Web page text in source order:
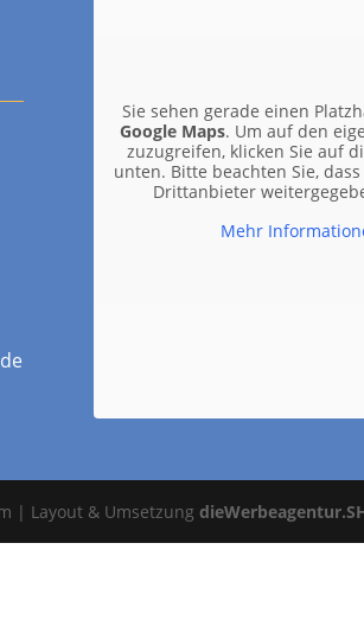
Sie sehen gerade einen
Google Maps. Um auf den
zuzugreifen, klicken Sie auf
unten. Bitte beachten Sie,
Drittanbieter
Mehr
| Layout & Umsetzung